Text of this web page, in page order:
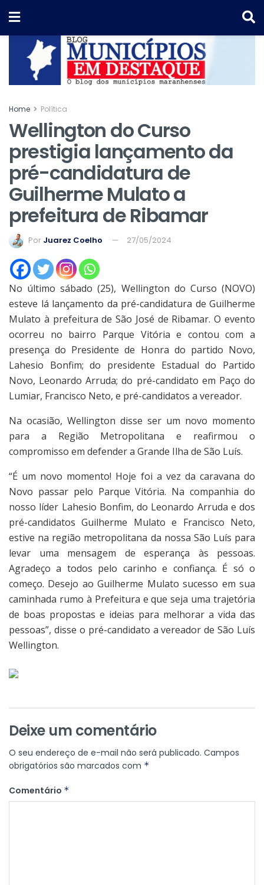
Home Política
Wellington do Curso
prestigia lançamento da
pré-candidatura de
Guilherme Mulato a
prefeitura de Ribamar
Por Juarez Coelho 27/05/2024
No último sábado (25), Wellington do Curso (NOVO)
esteve lá lançamento da pré-candidatura de Guilherme
Mulato à prefeitura de São José de Ribamar. O evento
ocorreu no bairro Parque Vitória e contou com a
presença do Presidente de Honra do partido Novo,
Lahesio Bonfim; do presidente Estadual do Partido
Novo, Leonardo Arruda; do pré-candidato em Paço do
Lumiar, Francisco Neto, e pré-candidatos a vereador.
Na ocasião, Wellington disse ser um novo momento
para a Região Metropolitana e reafirmou o
compromisso em defender a Grande Ilha de São Luís.
“É um novo momento! Hoje foi a vez da caravana do
Novo passar pelo Parque Vitória. Na companhia do
nosso líder Lahesio Bonfim, do Leonardo Arruda e dos
pré-candidatos Guilherme Mulato e Francisco Neto,
estive na região metropolitana da nossa São Luís para
levar uma mensagem de esperança às pessoas.
Agradeço a todos pelo carinho e confiança. É só o
começo. Desejo ao Guilherme Mulato sucesso em sua
caminhada rumo à Prefeitura e que seja uma trajetória
de boas propostas e ideias para melhorar a vida das
pessoas”, disse o pré-candidato a vereador de São Luís
Wellington.
Deixe um comentário
O seu endereço de e-mail não será publicado. Campos
obrigatórios são marcados com *
Comentário *